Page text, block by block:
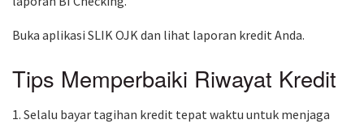
Buka aplikasi SLIK OJK dan lihat laporan kredit Anda.
Tips Memperbaiki Riwayat Kredit
1. Selalu bayar tagihan kredit tepat waktu untuk menjaga